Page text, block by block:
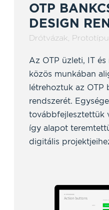
OTP
DESIGN
Drótvázak,
Az OTP üzleti, IT és
közös munkában
létrehoztuk az
rendszerét.
továbbfejlesztettük
így alapot
digitális